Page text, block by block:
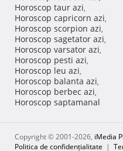
Horoscop taur azi,
Horoscop capricorn azi,
Horoscop scorpion azi,
Horoscop sagetator azi,
Horoscop varsator azi,
Horoscop pesti azi,
Horoscop leu azi,
Horoscop balanta azi,
Horoscop berbec azi,
Horoscop saptamanal
Copyright © 2001-2026, iMedia
Politica de confidențialitate |